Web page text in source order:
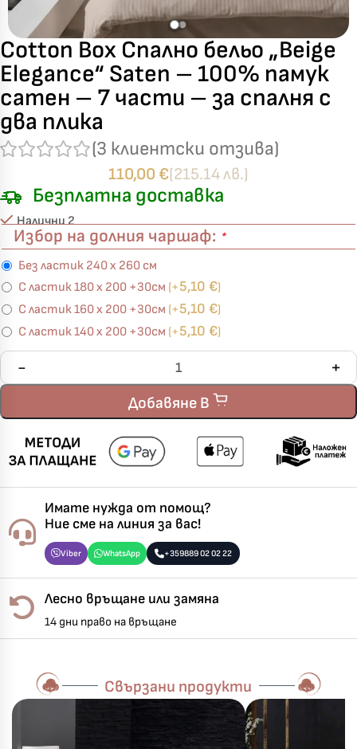
Cotton Box Спално бельо „Beige
Elegance“ Saten – 100% памук
сатен – 7 части – за спалня с
два плика
(3 клиентски отзива)
110,00 €(215.14 лв.)
Безплатна доставка
Налични 2
Избор на долния чаршаф: *
Без ластик 240 х 260 см
С ластик 180 х 200 +30см (+5,10 €)
С ластик 160 х 200 +30см (+5,10 €)
С ластик 140 х 200 +30см (+5,10 €)
Добавяне В
Имате нужда от помощ?
Ние сме на линия за вас!
Viber WhatsApp +359889 02 02 22
Лесно връщане или замяна
14 дни право на връщане
Свързани продукти